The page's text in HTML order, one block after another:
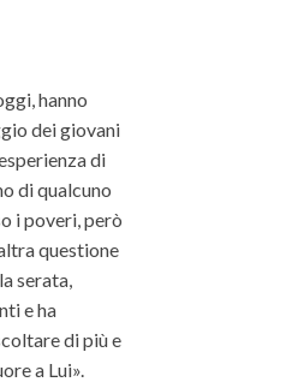
hanno
dei giovani
di
di qualcuno
i poveri, però
questione
serata,
e ha
di più e
a Lui».